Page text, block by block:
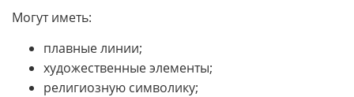
Могут иметь:
плавные линии;
художественные элементы;
религиозную символику;